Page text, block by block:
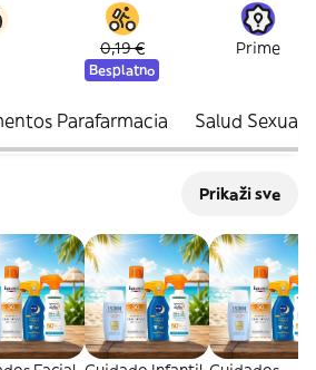
0,19 €
Besplatno
Prime
Parafarmacia Salud Sexual
Prikaži sve